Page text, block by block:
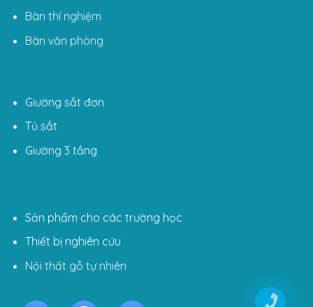
Bàn thí nghiệm
Bàn văn phòng
Giường sắt đơn
Tủ sắt
Giường 3 tầng
Sản phẩm cho các trường học
Thiết bị nghiên cứu
Nội thất gỗ tự nhiên